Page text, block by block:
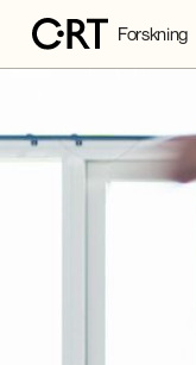
Forskning